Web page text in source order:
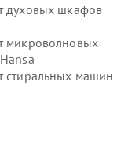
духовых шкафов
микроволновых
стиральных машин